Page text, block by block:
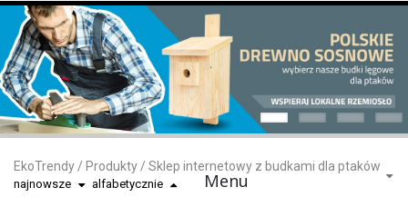
EkoTrendy/ Produkty/ Sklep internetowy z budkami dla ptaków
najnowsze
alfabetycznie
Menu